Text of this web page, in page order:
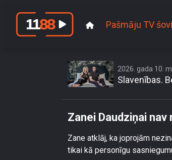
Pašmāju TV šovi
2026. gada 10.
Slavenības.
Zanei Daudziņai
Zane atklāj, ka joprojām
tikai kā personīgu